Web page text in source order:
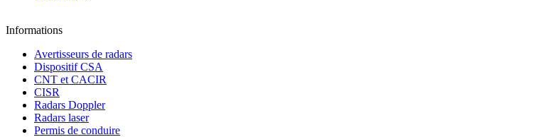
Informations
Avertisseurs de radars
Dispositif CSA
CNT et CACIR
CISR
Radars Doppler
Radars laser
Permis de conduire